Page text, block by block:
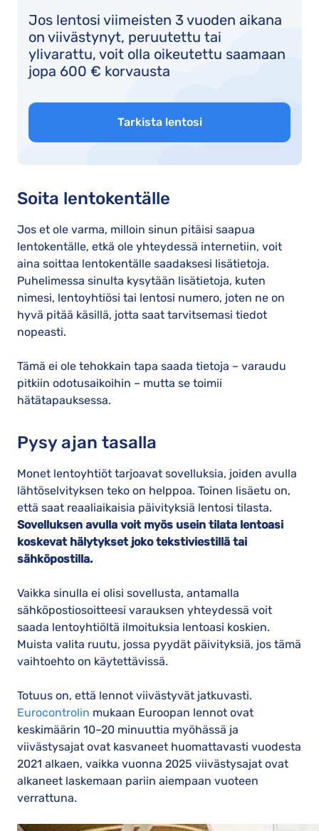
Jos lentosi viimeisten 3 vuoden aikana
on viivästynyt, peruutettu tai
ylivarattu, voit olla oikeutettu saamaan
jopa 600 € korvausta
Tarkista lentosi
Soita lentokentälle
Jos et ole varma, milloin sinun pitäisi saapua
lentokentälle, etkä ole yhteydessä internetiin, voit
aina soittaa lentokentälle saadaksesi lisätietoja.
Puhelimessa sinulta kysytään lisätietoja, kuten
nimesi, lentoyhtiösi tai lentosi numero, joten ne on
hyvä pitää käsillä, jotta saat tarvitsemasi tiedot
nopeasti.
Tämä ei ole tehokkain tapa saada tietoja – varaudu
pitkiin odotusaikoihin – mutta se toimii
hätätapauksessa.
Pysy ajan tasalla
Monet lentoyhtiöt tarjoavat sovelluksia, joiden avulla
lähtöselvityksen teko on helppoa. Toinen lisäetu on,
että saat reaaliaikaisia päivityksiä lentosi tilasta.
Sovelluksen avulla voit myös usein tilata lentoasi
koskevat hälytykset joko tekstiviestillä tai
sähköpostilla.
Vaikka sinulla ei olisi sovellusta, antamalla
sähköpostiosoitteesi varauksen yhteydessä voit
saada lentoyhtiöltä ilmoituksia lentoasi koskien.
Muista valita ruutu, jossa pyydät päivityksiä, jos tämä
vaihtoehto on käytettävissä.
Totuus on, että lennot viivästyvät jatkuvasti.
Eurocontrolin mukaan Euroopan lennot ovat
keskimäärin 10–20 minuuttia myöhässä ja
viivästysajat ovat kasvaneet huomattavasti vuodesta
2021 alkaen, vaikka vuonna 2025 viivästysajat ovat
alkaneet laskemaan pariin aiempaan vuoteen
verrattuna.